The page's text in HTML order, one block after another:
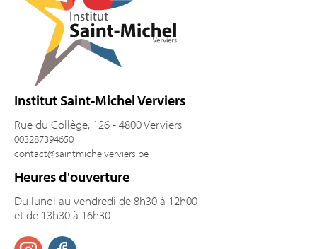
Institut Saint-Michel Verviers
Rue du Collège, 126 - 4800 Verviers
003287394650
contact@saintmichelverviers.be
Heures d'ouverture
Du lundi au vendredi de 8h30 à 12h00
et de 13h30 à 16h30